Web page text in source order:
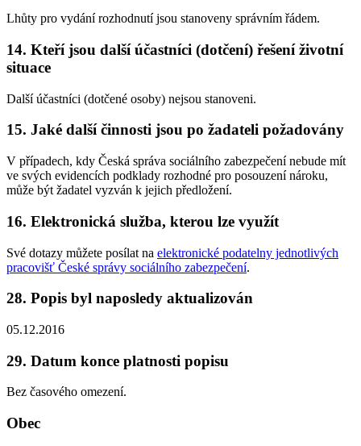
Lhůty pro vydání rozhodnutí jsou stanoveny správním řádem.
14. Kteří jsou další účastníci (dotčení) řešení životní
situace
Další účastníci (dotčené osoby) nejsou stanoveni.
15. Jaké další činnosti jsou po žadateli požadovány
V případech, kdy Česká správa sociálního zabezpečení nebude mít
ve svých evidencích podklady rozhodné pro posouzení nároku,
může být žadatel vyzván k jejich předložení.
16. Elektronická služba, kterou lze využít
Své dotazy můžete posílat na elektronické podatelny jednotlivých
pracovišť České správy sociálního zabezpečení.
28. Popis byl naposledy aktualizován
05.12.2016
29. Datum konce platnosti popisu
Bez časového omezení.
Obec